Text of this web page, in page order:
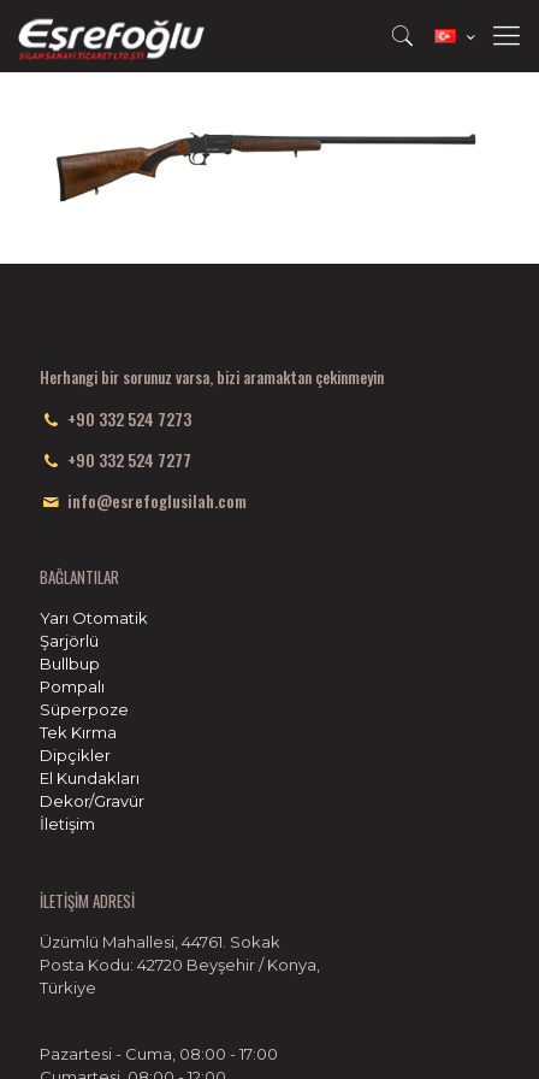
Herhangi bir sorunuz varsa, bizi aramaktan çekinmeyin
+90 332 524 7273
+90 332 524 7277
info@esrefoglusilah.com
BAĞLANTILAR
Yarı Otomatik
Şarjörlü
Bullbup
Pompalı
Süperpoze
Tek Kırma
Dipçikler
El Kundakları
Dekor/Gravür
İletişim
İLETİŞİM ADRESİ
Üzümlü Mahallesi, 44761. Sokak
Posta Kodu: 42720 Beyşehir / Konya,
Türkiye
Pazartesi - Cuma, 08:00 - 17:00